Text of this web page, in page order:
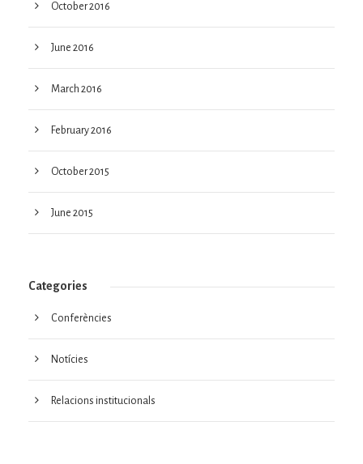
October 2016
June 2016
March 2016
February 2016
October 2015
June 2015
Categories
Conferències
Notícies
Relacions institucionals